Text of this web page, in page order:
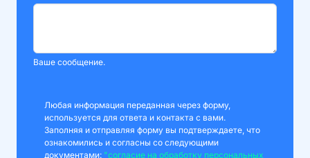
Ваше сообщение.
Любая информация переданная через форму,
используется для ответа и контакта с вами.
Заполняя и отправляя форму вы подтверждаете, что
ознакомились и согласны со следующими
документами: "согласие на обработку персональных